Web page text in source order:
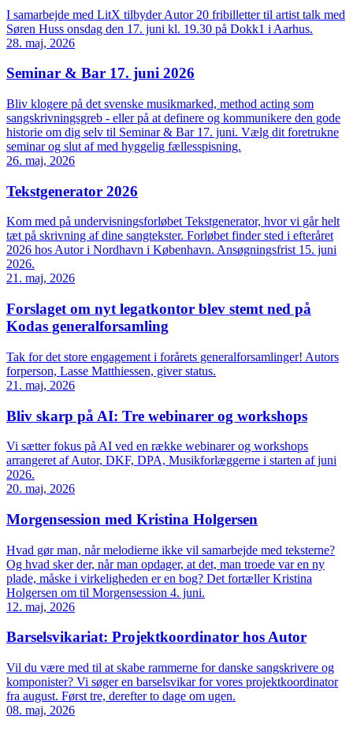
I samarbejde med LitX tilbyder Autor 20 fribilletter til artist talk med
Søren Huss onsdag den 17. juni kl. 19.30 på Dokk1 i Aarhus.
28. maj, 2026
Seminar & Bar 17. juni 2026
Bliv klogere på det svenske musikmarked, method acting som
sangskrivningsgreb - eller på at definere og kommunikere den gode
historie om dig selv til Seminar & Bar 17. juni. Vælg dit foretrukne
seminar og slut af med hyggelig fællesspisning.
26. maj, 2026
Tekstgenerator 2026
Kom med på undervisningsforløbet Tekstgenerator, hvor vi går helt
tæt på skrivning af dine sangtekster. Forløbet finder sted i efteråret
2026 hos Autor i Nordhavn i København. Ansøgningsfrist 15. juni
2026.
21. maj, 2026
Forslaget om nyt legatkontor blev stemt ned på
Kodas generalforsamling
Tak for det store engagement i forårets generalforsamlinger! Autors
forperson, Lasse Matthiessen, giver status.
21. maj, 2026
Bliv skarp på AI: Tre webinarer og workshops
Vi sætter fokus på AI ved en række webinarer og workshops
arrangeret af Autor, DKF, DPA, Musikforlæggerne i starten af juni
2026.
20. maj, 2026
Morgensession med Kristina Holgersen
Hvad gør man, når melodierne ikke vil samarbejde med teksterne?
Og hvad sker der, når man opdager, at det, man troede var en ny
plade, måske i virkeligheden er en bog? Det fortæller Kristina
Holgersen om til Morgensession 4. juni.
12. maj, 2026
Barselsvikariat: Projektkoordinator hos Autor
Vil du være med til at skabe rammerne for danske sangskrivere og
komponister? Vi søger en barselsvikar for vores projektkoordinator
fra august. Først tre, derefter to dage om ugen.
08. maj, 2026